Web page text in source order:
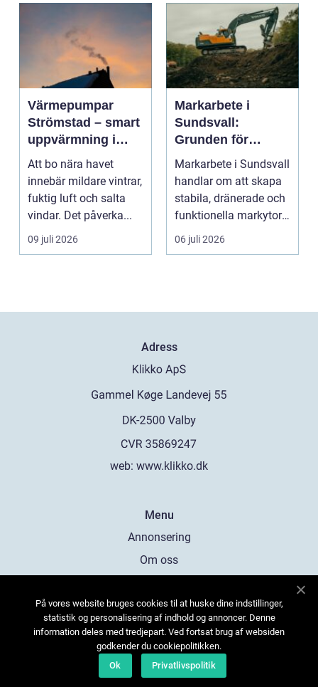
Värmepumpar
Strömstad – smart
uppvärmning i
kustklimat
Att bo nära havet
innebär mildare vintrar,
fuktig luft och salta
vindar. Det påverka...
09 juli 2026
Markarbete i
Sundsvall:
Grunden för
hållbara hus,
vägar och tomter
Markarbete i Sundsvall
handlar om att skapa
stabila, dränerade och
funktionella markytor
som kl...
06 juli 2026
Adress
web: www.klikko.dk
Menu
Annonsering
Om oss
Kontakta oss
Sitemap
På vores website bruges cookies til at huske dine indstillinger,
statistik og personalisering af indhold og annoncer. Denne
information deles med tredjepart. Ved fortsat brug af websiden
godkender du cookiepolitikken.
Ok
Privatlivspolitik